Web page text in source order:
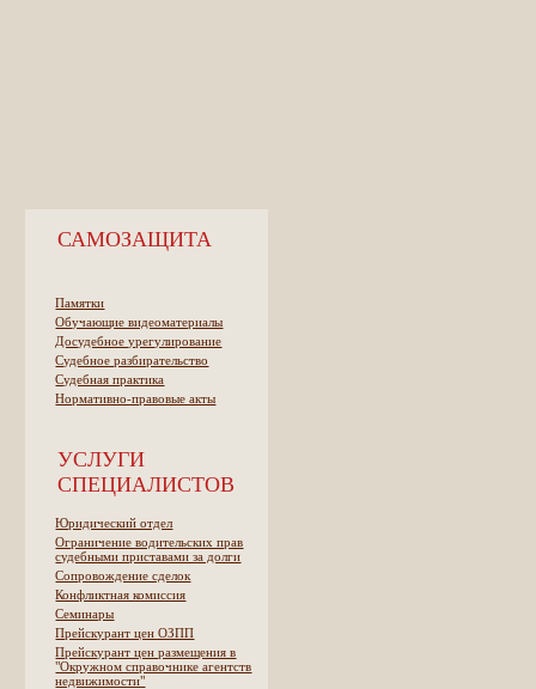
САМОЗАЩИТА
Памятки
Обучающие видеоматериалы
Досудебное урегулирование
Судебное разбирательство
Судебная практика
Нормативно-правовые акты
УСЛУГИ
СПЕЦИАЛИСТОВ
Юридический отдел
Ограничение водительских прав
судебными приставами за долги
Сопровождение сделок
Конфликтная комиссия
Семинары
Прейскурант цен ОЗПП
Прейскурант цен размещения в
"Окружном справочнике агентств
недвижимости"